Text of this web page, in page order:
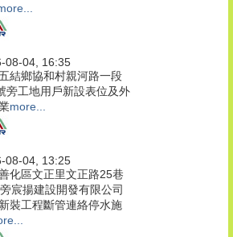
08-04, 16:35
結鄉協和村親河路一段
旁工地用戶新設表位及外
more...
08-04, 13:25
化區文正里文正路25巷
宸揚建設開發有限公司
裝工程斷管連絡停水施